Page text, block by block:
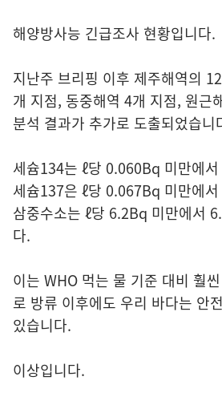
해양방사능 긴급조사 현황입니다.
지난주 브리핑 이후 제주해역의
개 지점, 동중해역 4개 지점, 원근
분석 결과가 추가로 도출되었습니
세슘134는 ℓ당 0.060Bq 미만에
세슘137은 ℓ당 0.067Bq 미만에
삼중수소는 ℓ당 6.2Bq 미만에서
다.
이는 WHO 먹는 물 기준 대비 훨
로 방류 이후에도 우리 바다는 안
있습니다.
이상입니다.